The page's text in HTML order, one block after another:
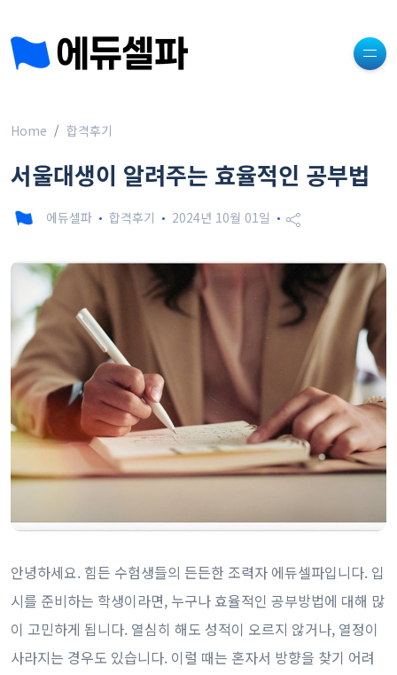
Home 합격후기
서울대생이 알려주는 효율적인 공부법
에듀셀파 합격후기 2024년 10월 01일
안녕하세요. 힘든 수험생들의 든든한 조력자 에듀셀파입니다. 입
시를 준비하는 학생이라면, 누구나 효율적인 공부방법에 대해 많
이 고민하게 됩니다. 열심히 해도 성적이 오르지 않거나, 열정이
사라지는 경우도 있습니다. 이럴 때는 혼자서 방향을 찾기 어려